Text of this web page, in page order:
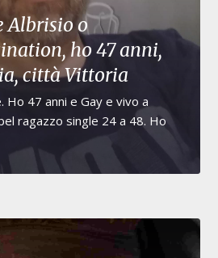
Albrisio o
ho 47 anni,
città Vittoria
Ho 47 anni e Gay e vivo a
ragazzo single 24 a 48. Ho